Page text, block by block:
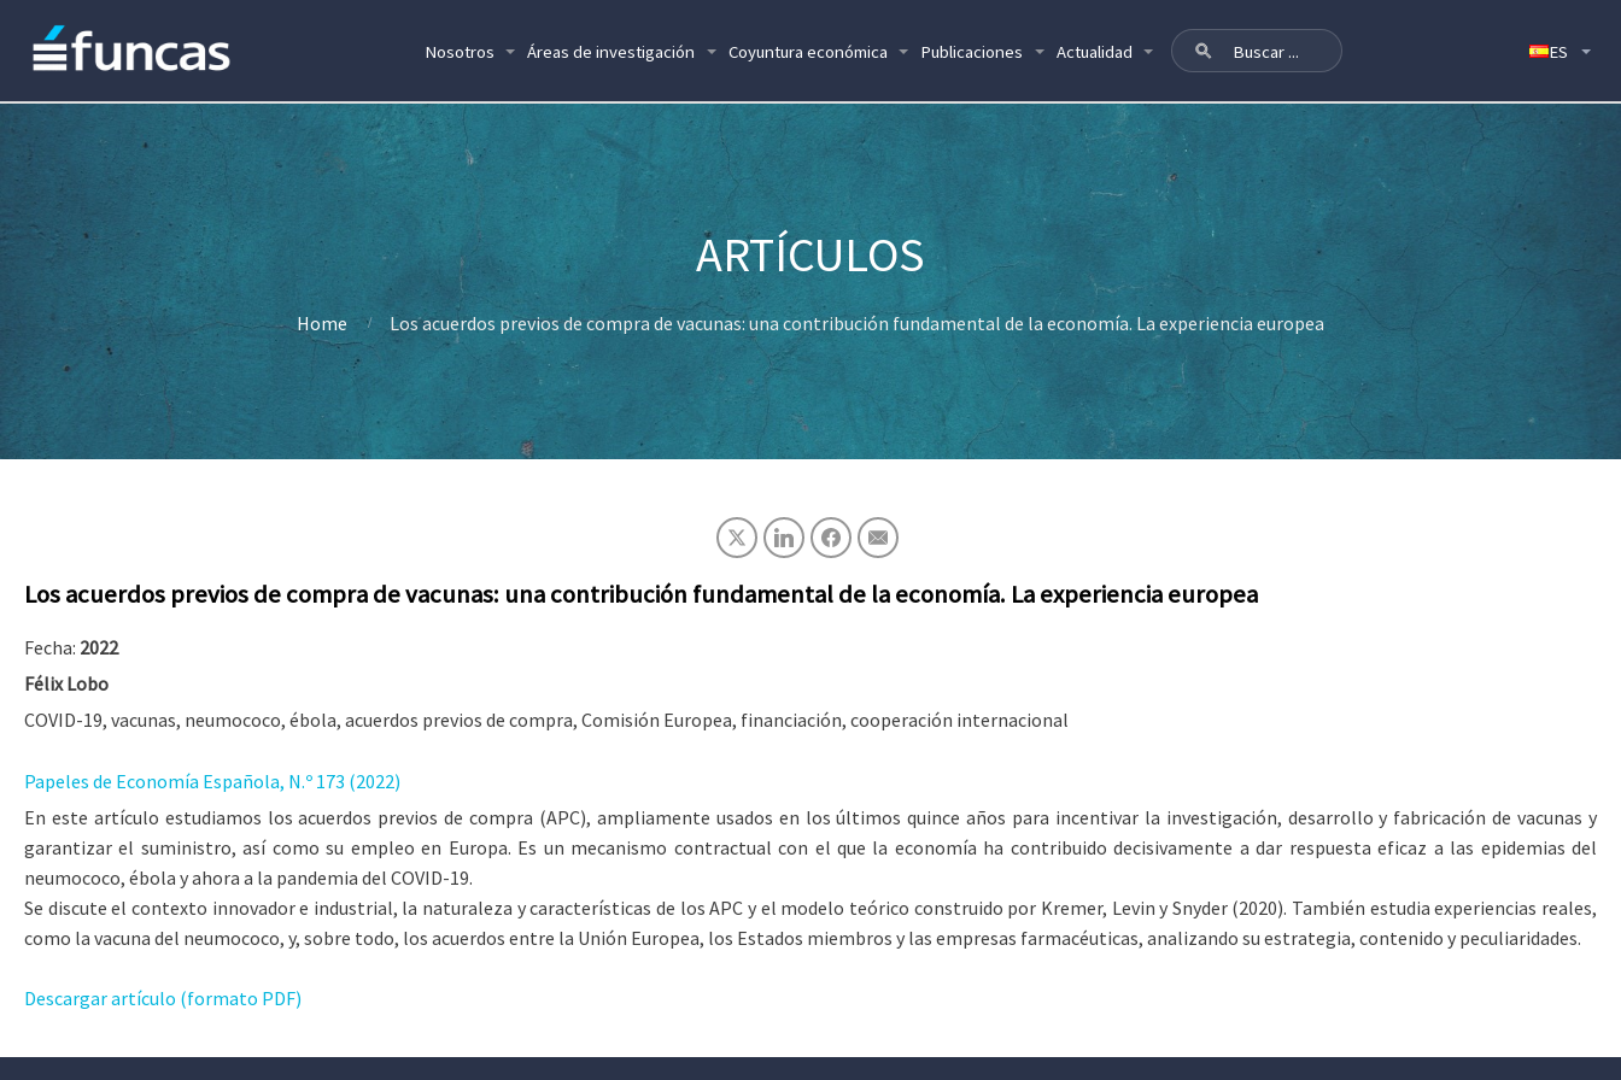
Nosotros Áreas de investigación Coyuntura económica Publicaciones Actualidad
Home Los acuerdos previos de compra de vacunas: una contribución fundamental de la economía. La experiencia europea
Los acuerdos previos de compra de vacunas: una contribución fundamental de la economía. La experiencia europea
Fecha: 2022
Félix Lobo
COVID-19, vacunas, neumococo, ébola, acuerdos previos de compra, Comisión Europea, financiación, cooperación internacional
Papeles de Economía Española, N.º 173 (2022)
En este artículo estudiamos los acuerdos previos de compra (APC), ampliamente usados en los últimos quince años para incentivar la investigación, desarrollo y fabricación de vacunas y
garantizar el suministro, así como su empleo en Europa. Es un mecanismo contractual con el que la economía ha contribuido decisivamente a dar respuesta eficaz a las epidemias del
neumococo, ébola y ahora a la pandemia del COVID-19.
Se discute el contexto innovador e industrial, la naturaleza y características de los APC y el modelo teórico construido por Kremer, Levin y Snyder (2020). También estudia experiencias reales,
como la vacuna del neumococo, y, sobre todo, los acuerdos entre la Unión Europea, los Estados miembros y las empresas farmacéuticas, analizando su estrategia, contenido y peculiaridades.
Descargar artículo (formato PDF)